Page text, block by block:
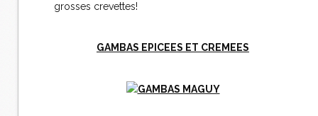
grosses crevettes!
GAMBAS EPICEES ET CREMEES